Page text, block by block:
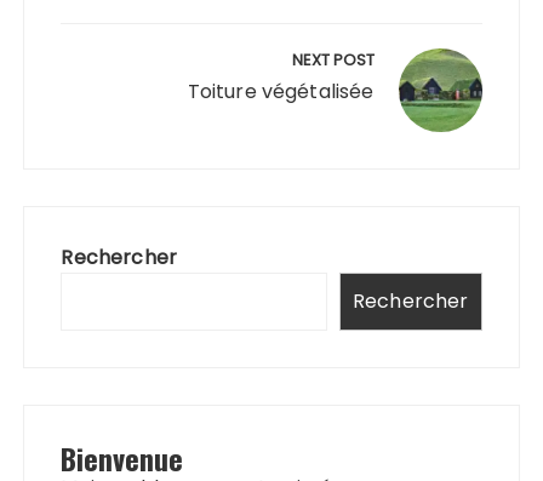
NEXT POST
Toiture végétalisée
Rechercher
Rechercher
Bienvenue